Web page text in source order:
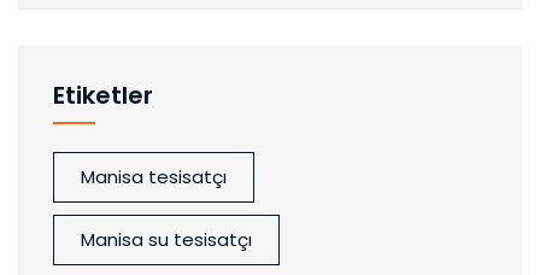
Etiketler
Manisa tesisatçı
Manisa su tesisatçı